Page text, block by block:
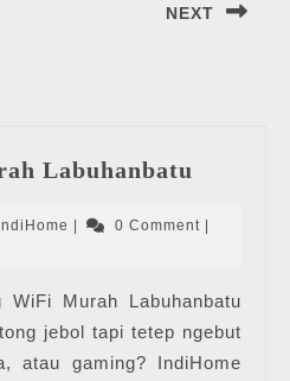
NEXT
Labuhanbatu
Murah
IndiHome IndiHome0 Comment
Murah Labuhanbatu
jebol tapi tetep ngebut
atau gaming? IndiHome